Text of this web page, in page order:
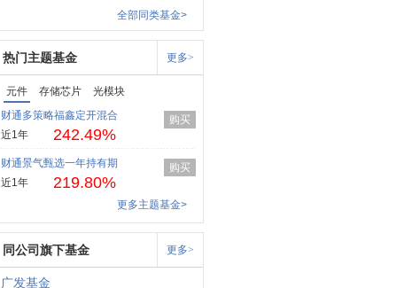
全部同类基金>
热门主题基金 更多>
元件 存储芯片
光模块
财通多策略福鑫定开混合
近1年
242.49%
购买
财通景气甄选一年持有期
近1年
219.80%
购买
更多主题基金>
同公司旗下基金 更多>
广发基金